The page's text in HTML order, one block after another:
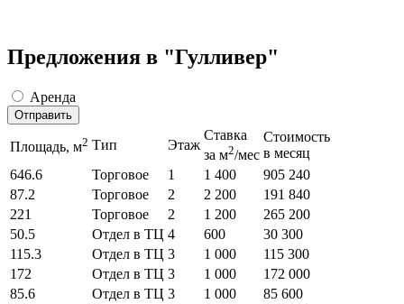
Предложения в "Гулливер"
Аренда
Отправить
Площадь, м2 Тип Этаж
Ставка
за м2/мес
Стоимость
в месяц
646.6
Торговое 1 1 400
905 240
87.2
Торговое 2 2 200
191 840
221
Торговое 2 1 200
265 200
50.5
Отдел в ТЦ 4 600
30 300
115.3
Отдел в ТЦ 3 1 000
115 300
172
Отдел в ТЦ 3 1 000
172 000
85.6
Отдел в ТЦ 3 1 000
85 600